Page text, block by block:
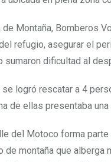
Montaña, Bomberos
refugio, asegurar el
sumaron dificultad al
logró rescatar a 4
de ellas presentaba
del Motoco forma
de montaña que